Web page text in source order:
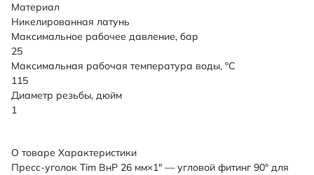
Материал
Никелированная латунь
Максимальное рабочее давление, бар
25
Максимальная рабочая температура воды, °C
115
Диаметр резьбы, дюйм
1
О товаре Характеристики
Пресс-уголок Tim ВнР 26 мм×1" — угловой фитинг 90° для